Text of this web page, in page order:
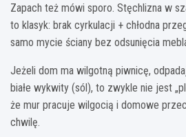
Zapach też mówi sporo. Stęchlizna w
to klasyk: brak cyrkulacji + chłodna
samo mycie ściany bez odsunięcia
Jeżeli dom ma wilgotną piwnicę,
białe wykwity (sól), to zwykle nie jest
że mur pracuje wilgocią i domowe
chwilę.